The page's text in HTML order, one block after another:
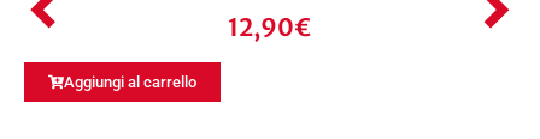
12,90€
Aggiungi al carrello